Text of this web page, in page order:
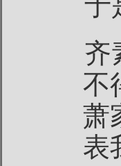
齐
不
萧
表